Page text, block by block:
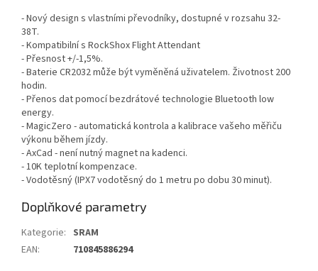
- Nový design s vlastními převodníky, dostupné v rozsahu 32-
38T.
- Kompatibilní s RockShox Flight Attendant
- Přesnost +/-1,5%.
- Baterie CR2032 může být vyměněná uživatelem. Životnost 200
hodin.
- Přenos dat pomocí bezdrátové technologie Bluetooth low
energy.
- MagicZero - automatická kontrola a kalibrace vašeho měřiču
výkonu během jízdy.
- AxCad - není nutný magnet na kadenci.
- 10K teplotní kompenzace.
- Vodotěsný (IPX7 vodotěsný do 1 metru po dobu 30 minut).
Doplňkové parametry
Kategorie: SRAM
EAN: 710845886294